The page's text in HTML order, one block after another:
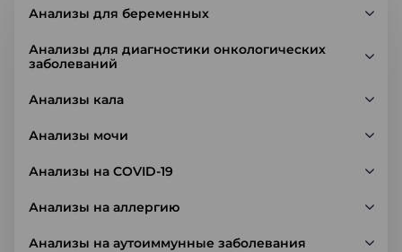
Анализы для беременных
Анализы для диагностики онкологических
заболеваний
Анализы кала
Анализы мочи
Анализы на COVID-19
Анализы на аллергию
Анализы на аутоиммунные заболевания